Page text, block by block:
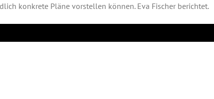
konkrete Pläne vorstellen können. Eva Fischer berichtet.